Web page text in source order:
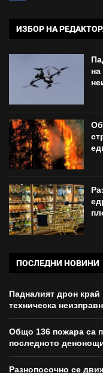
ИЗБОР НА
на
ПОСЛЕДНИ НОВИНИ
Падналият дрон
техническа
Общо 136 пожара са
последното
Разнопосочно се